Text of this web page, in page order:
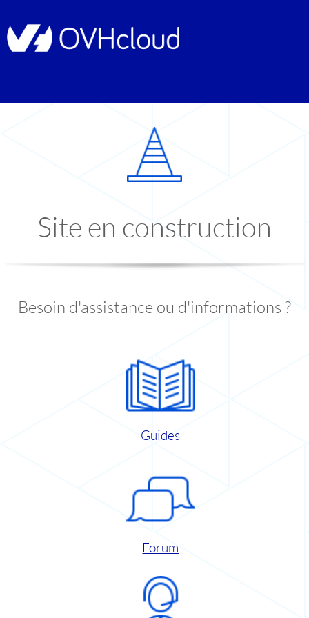
Site en construction
Besoin d'assistance ou d'informations ?
Guides
Forum